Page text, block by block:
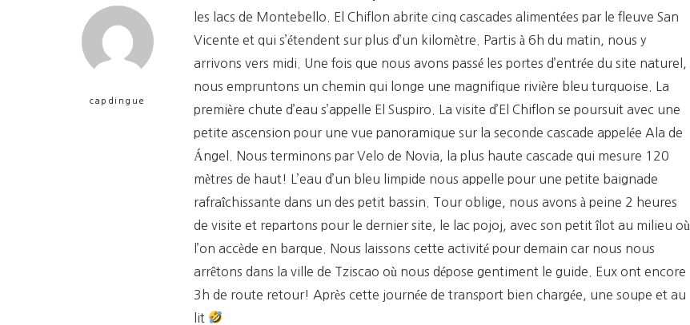
capdingue
les lacs de Montebello. El Chiflon abrite cinq cascades alimentées par le fleuve San
Vicente et qui s’étendent sur plus d’un kilomètre. Partis à 6h du matin, nous y
arrivons vers midi. Une fois que nous avons passé les portes d’entrée du site naturel,
nous empruntons un chemin qui longe une magnifique rivière bleu turquoise. La
première chute d’eau s’appelle El Suspiro. La visite d’El Chiflon se poursuit avec une
petite ascension pour une vue panoramique sur la seconde cascade appelée Ala de
Ángel. Nous terminons par Velo de Novia, la plus haute cascade qui mesure 120
mètres de haut! L’eau d’un bleu limpide nous appelle pour une petite baignade
rafraîchissante dans un des petit bassin. Tour oblige, nous avons à peine 2 heures
de visite et repartons pour le dernier site, le lac pojoj, avec son petit îlot au milieu où
l’on accède en barque. Nous laissons cette activité pour demain car nous nous
arrêtons dans la ville de Tziscao où nous dépose gentiment le guide. Eux ont encore
3h de route retour! Après cette journée de transport bien chargée, une soupe et au
lit